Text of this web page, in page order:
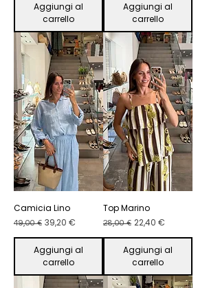
Aggiungi al
carrello
Aggiungi al
carrello
Camicia Lino
Prezzo regolare
49,00 € Prezzo scontato
39,20 €
Aggiungi al
carrello
Top Marino
Prezzo regolare
28,00 € Prezzo scontato
22,40 €
Aggiungi al
carrello